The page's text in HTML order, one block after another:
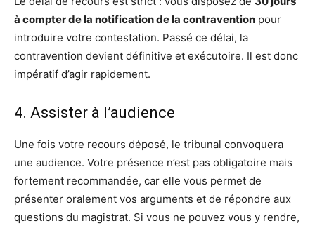
à compter de la notification de la contravention pour
introduire votre contestation. Passé ce délai, la
contravention devient définitive et exécutoire. Il est donc
impératif d’agir rapidement.
4. Assister à l’audience
Une fois votre recours déposé, le tribunal convoquera
une audience. Votre présence n’est pas obligatoire mais
fortement recommandée, car elle vous permet de
présenter oralement vos arguments et de répondre aux
questions du magistrat. Si vous ne pouvez vous y rendre,